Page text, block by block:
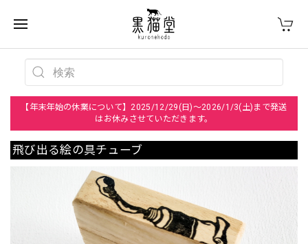
【年末年始の休業について】2025/12/29(日)～2026/1/3(土)まで発送
はお休みさせていただきます。
飛び出る絵の具チューブ